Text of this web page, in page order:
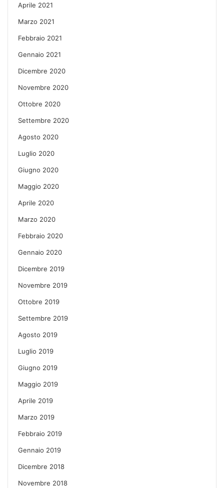
Aprile 2021
Marzo 2021
Febbraio 2021
Gennaio 2021
Dicembre 2020
Novembre 2020
Ottobre 2020
Settembre 2020
Agosto 2020
Luglio 2020
Giugno 2020
Maggio 2020
Aprile 2020
Marzo 2020
Febbraio 2020
Gennaio 2020
Dicembre 2019
Novembre 2019
Ottobre 2019
Settembre 2019
Agosto 2019
Luglio 2019
Giugno 2019
Maggio 2019
Aprile 2019
Marzo 2019
Febbraio 2019
Gennaio 2019
Dicembre 2018
Novembre 2018